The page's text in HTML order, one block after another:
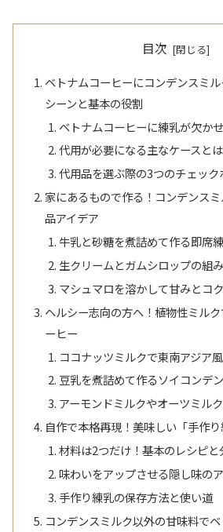
目次
ベトナムコーヒーにコンデンスミ
シーンと基本の役割
ベトナムコーヒーに練乳が欠か
代用が必要になる主なケースとは
代用品を選ぶ際の3つのチェック
家にあるもので作る！コンデンス
品アイデア
牛乳と砂糖を煮詰めて作る即席
生クリームとガムシロップの組
マシュマロを溶かして甘みとコ
ヘルシー志向の方へ！植物性ミル
ーヒー
ココナッツミルクで東南アジア
豆乳を煮詰めて作るソイコンデ
アーモンドミルクやオーツミル
自作で本格再現！美味しい「手作
材料は2つだけ！基本のレシピと
味わいをアップさせる隠し味の
手作り練乳の保存方法と使い道
コンデンスミルク以外の甘味料で